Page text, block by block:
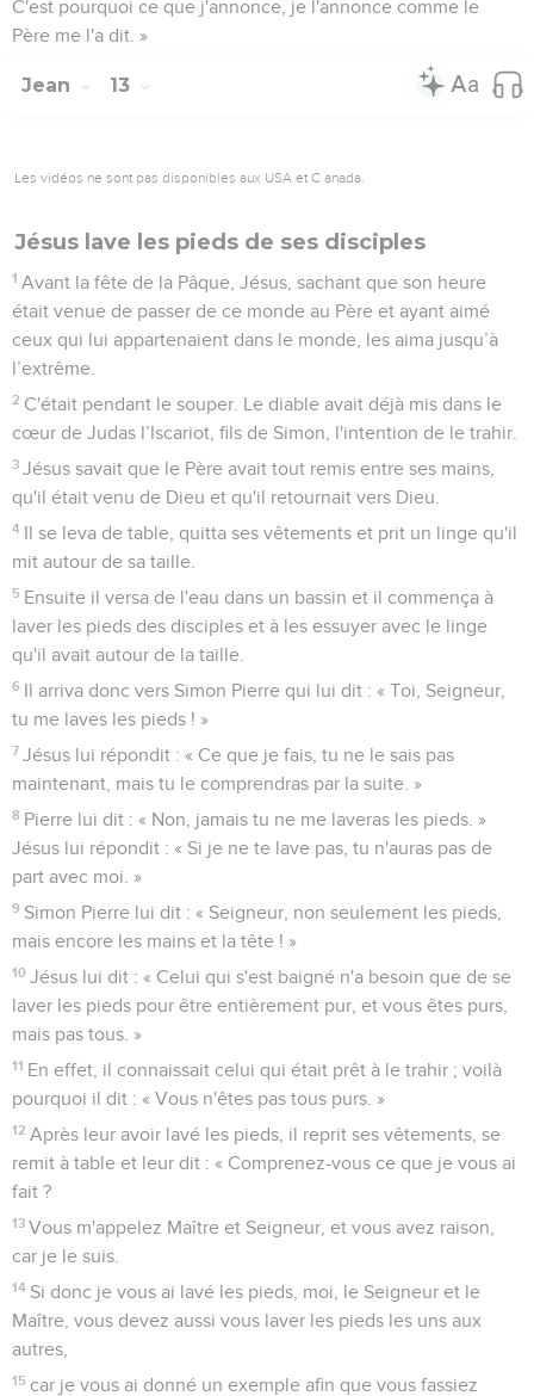
C'est pourquoi ce que j'annonce, je l'annonce comme le
Père me l'a dit. »
Jean 13
Les vidéos ne sont pas disponibles aux USA et C anada.
Jésus lave les pieds de ses disciples
1 Avant la fête de la Pâque, Jésus, sachant que son heure
était venue de passer de ce monde au Père et ayant aimé
ceux qui lui appartenaient dans le monde, les aima jusqu’à
l’extrême.
2 C'était pendant le souper. Le diable avait déjà mis dans le
cœur de Judas l’Iscariot, fils de Simon, l'intention de le trahir.
3 Jésus savait que le Père avait tout remis entre ses mains,
qu'il était venu de Dieu et qu'il retournait vers Dieu.
4 Il se leva de table, quitta ses vêtements et prit un linge qu'il
mit autour de sa taille.
5 Ensuite il versa de l'eau dans un bassin et il commença à
laver les pieds des disciples et à les essuyer avec le linge
qu'il avait autour de la taille.
6 Il arriva donc vers Simon Pierre qui lui dit : « Toi, Seigneur,
tu me laves les pieds ! »
7 Jésus lui répondit : « Ce que je fais, tu ne le sais pas
maintenant, mais tu le comprendras par la suite. »
8 Pierre lui dit : « Non, jamais tu ne me laveras les pieds. »
Jésus lui répondit : « Si je ne te lave pas, tu n'auras pas de
part avec moi. »
9 Simon Pierre lui dit : « Seigneur, non seulement les pieds,
mais encore les mains et la tête ! »
10 Jésus lui dit : « Celui qui s'est baigné n'a besoin que de se
laver les pieds pour être entièrement pur, et vous êtes purs,
mais pas tous. »
11 En effet, il connaissait celui qui était prêt à le trahir ; voilà
pourquoi il dit : « Vous n'êtes pas tous purs. »
12 Après leur avoir lavé les pieds, il reprit ses vêtements, se
remit à table et leur dit : « Comprenez-vous ce que je vous ai
fait ?
13 Vous m'appelez Maître et Seigneur, et vous avez raison,
car je le suis.
14 Si donc je vous ai lavé les pieds, moi, le Seigneur et le
Maître, vous devez aussi vous laver les pieds les uns aux
autres,
15 car je vous ai donné un exemple afin que vous fassiez